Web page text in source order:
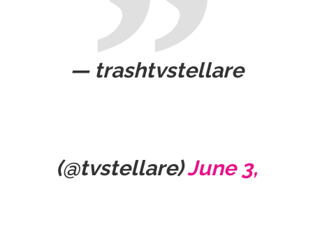
— trashtvstellare
(@tvstellare)June 3,